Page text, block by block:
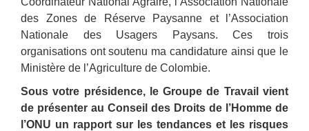
des Zones de Réserve Paysanne et l’Association
Nationale des Usagers Paysans. Ces trois
organisations ont soutenu ma candidature ainsi que le
Ministère de l’Agriculture de Colombie.
Sous votre présidence, le Groupe de Travail vient
de présenter au Conseil des Droits de l’Homme de
l’ONU un rapport sur les tendances et les risques